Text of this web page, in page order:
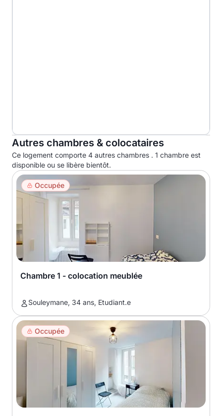
Autres chambres & colocataires
Ce logement comporte 4 autres chambres . 1 chambre est
disponible ou se libère bientôt.
Occupée
Chambre 1 - colocation meublée
Souleymane, 34 ans, Etudiant.e
Occupée